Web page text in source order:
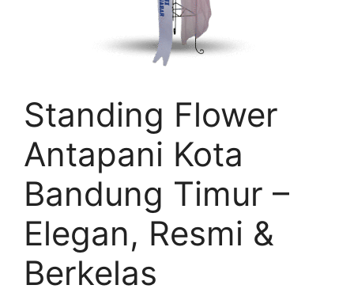
Standing Flower
Antapani Kota
Bandung Timur –
Elegan, Resmi &
Berkelas